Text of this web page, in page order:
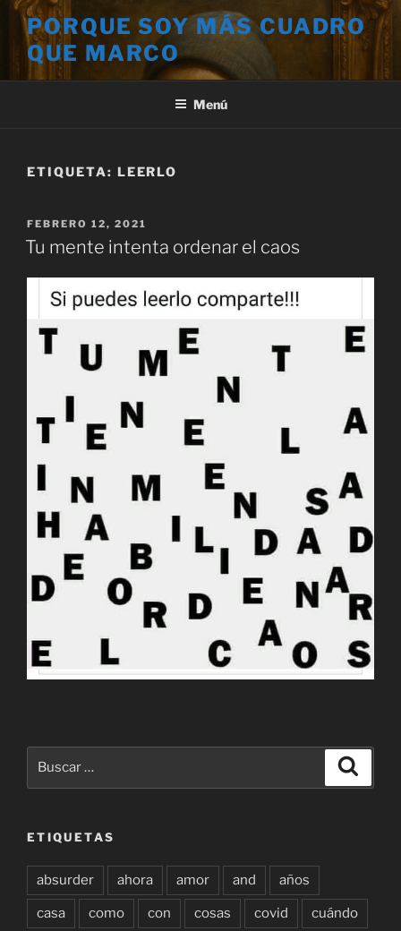
Saltar
contenido
PORQUE SOY MÁS CUADRO
QUE MARCO
Menú
ETIQUETA: LEERLO
PUBLICADO
EL
FEBRERO 12, 2021
Tu mente intenta ordenar el caos
ETIQUETAS
absurder ahora amor and años
casa como con cosas covid cuándo